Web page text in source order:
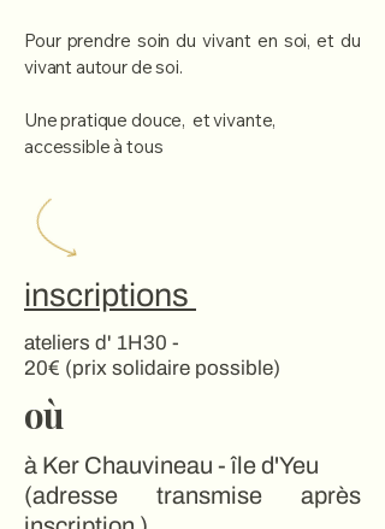
Pour prendre soin du vivant en soi, et du
vivant autour de soi.
Une pratique douce, et vivante,
accessible à tous
inscriptions
ateliers d' 1H30 -
20€ (prix solidaire possible)
où
à Ker Chauvineau - île d'Yeu
(adresse transmise après